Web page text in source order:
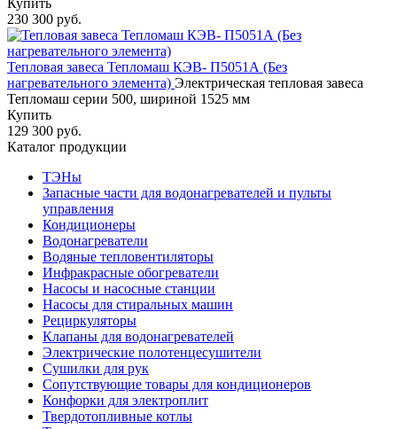
230 300 руб.
Тепловая завеса Тепломаш КЭВ- П5051А (Без
нагревательного элемента) Электрическая тепловая завеса
Тепломаш серии 500, шириной 1525 мм
Купить
129 300 руб.
Каталог продукции
ТЭНы
Запасные части для водонагревателей и пульты
управления
Кондиционеры
Водонагреватели
Водяные тепловентиляторы
Инфракрасные обогреватели
Насосы и насосные станции
Насосы для стиральных машин
Рециркуляторы
Клапаны для водонагревателей
Электрические полотенцесушители
Сушилки для рук
Сопутствующие товары для кондиционеров
Конфорки для электроплит
Твердотопливные котлы